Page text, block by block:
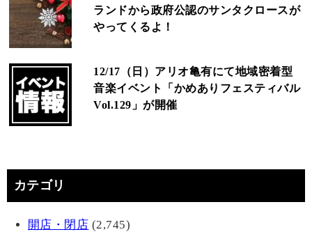
ランドから政府公認のサンタクロースが
やってくるよ！
12/17（日）アリオ亀有にて地域密着型
音楽イベント「かめありフェスティバル
Vol.129」が開催
カテゴリ
開店・閉店 (2,745)